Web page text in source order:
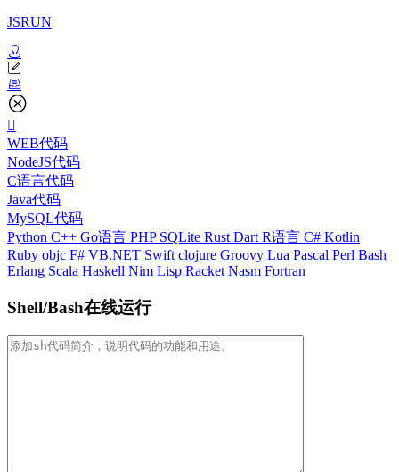
JSRUN
WEB代码
NodeJS代码
C语言代码
Java代码
MySQL代码
Python C++ Go语言 PHP SQLite Rust Dart R语言 C# Kotlin
Ruby objc F# VB.NET Swift clojure Groovy Lua Pascal Perl Bash
Erlang Scala Haskell Nim Lisp Racket Nasm Fortran
Shell/Bash在线运行